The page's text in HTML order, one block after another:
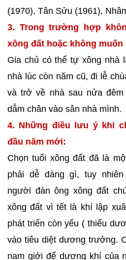
(1970), Tân Sửu (1961),
3. Trong trường hợp
xông đất hoặc không muốn
Gia chủ có thể tự xông nhà
nhà lúc còn năm cũ, đi lễ
và trở về nhà sau nửa
dẫm chân vào sân nhà mình.
4. Những điều lưu ý khi
đầu năm mới:
Chọn tuổi xông đất đã là
phải dễ dàng gì, tuy
người đàn ông xông đất
xông đất vì tết là khí lập
phát triển còn yếu ( thiếu
vào tiêu diệt dương trưởng.
nam giới để dương khí của